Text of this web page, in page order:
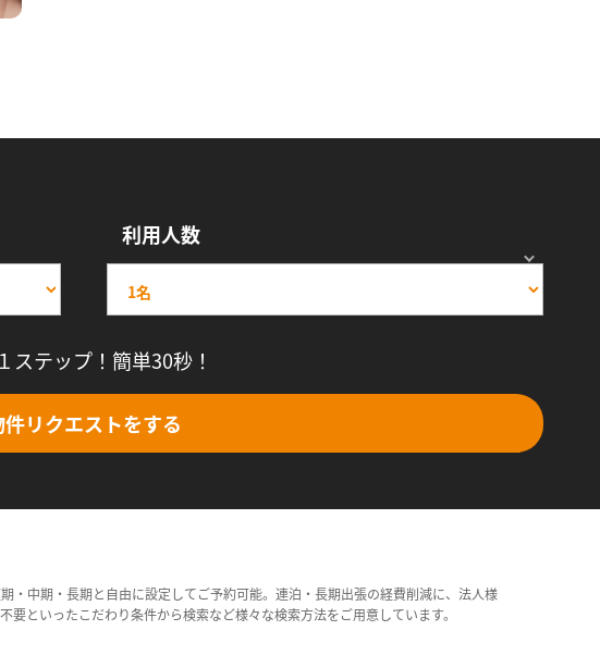
利用人数
ステップ！簡単30秒！
件リクエストをする
中期・長期と自由に設定してご予約可能。連泊・長期出張の経費削減に、法人様
といったこだわり条件から検索など様々な検索方法をご用意しています。